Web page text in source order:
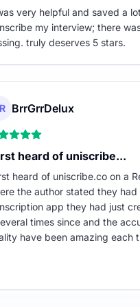
very helpful and saved a
my interview; there
truly deserves 5 stars.
BrrGrrDelux
heard of uniscribe...
heard of uniscribe.co on a
the author stated they had
app they had just
times since and the
have been amazing each